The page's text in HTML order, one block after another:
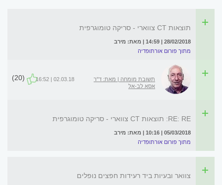
תוצאות CT צווארי - סריקה טומוגרפית
28/02/2018 | 14:59 | מאת: מירב
מתוך פורום אורתופדיה
תשובת מומחה | מאת: ד"ר
אסא לב-אל
02.03.18 | 16:52
(20)
RE: RE: תוצאות CT צווארי - סריקה טומוגרפית
05/03/2018 | 10:16 | מאת: מירב
מתוך פורום אורתופדיה
צוואר ובעיות ביד רעידות חפצים נופלים